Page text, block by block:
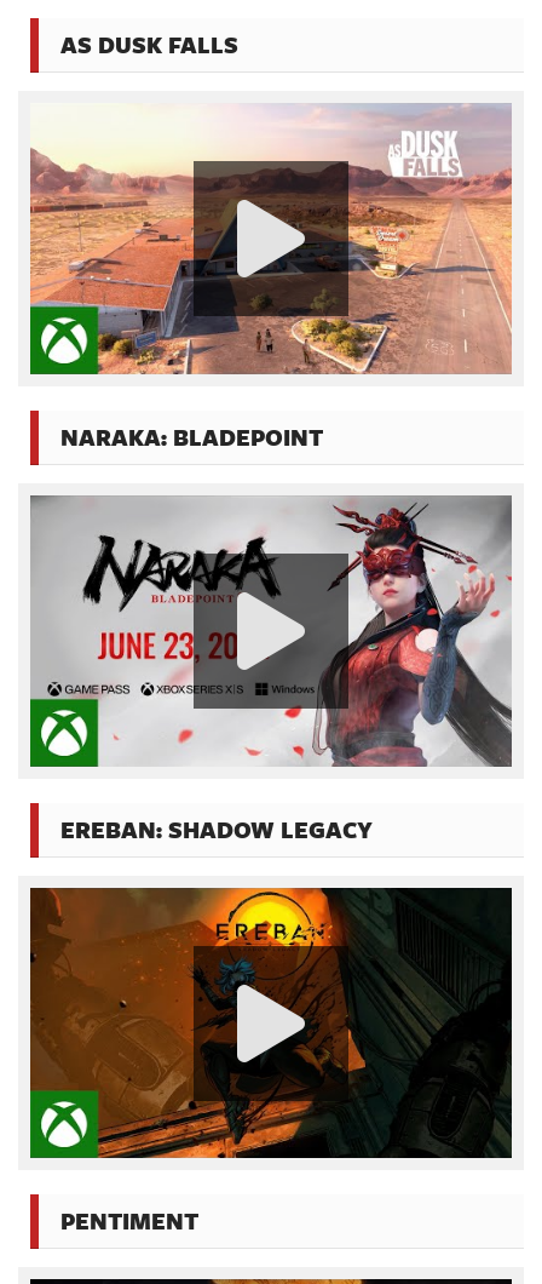
AS DUSK FALLS
NARAKA: BLADEPOINT
EREBAN: SHADOW LEGACY
PENTIMENT